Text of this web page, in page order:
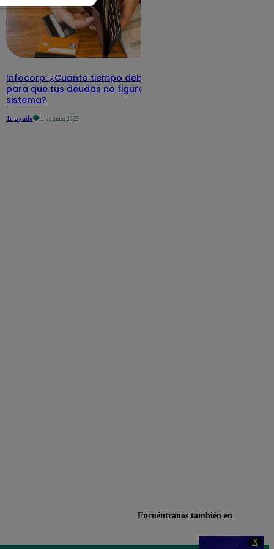
X
Infocorp: ¿Cuánto tiempo debe pasar
para que tus deudas no figuren en su
sistema?
Te ayudo 11 de junio 2025
Encuéntranos también en